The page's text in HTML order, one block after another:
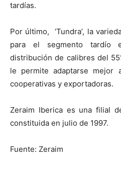
tardías.
Por último, ‘Tundra’, la
para el segmento tardío
distribución de calibres del
le permite adaptarse mejor
cooperativas y exportadoras.
Zeraim Iberica es una filial
constituida en julio de 1997.
Fuente: Zeraim